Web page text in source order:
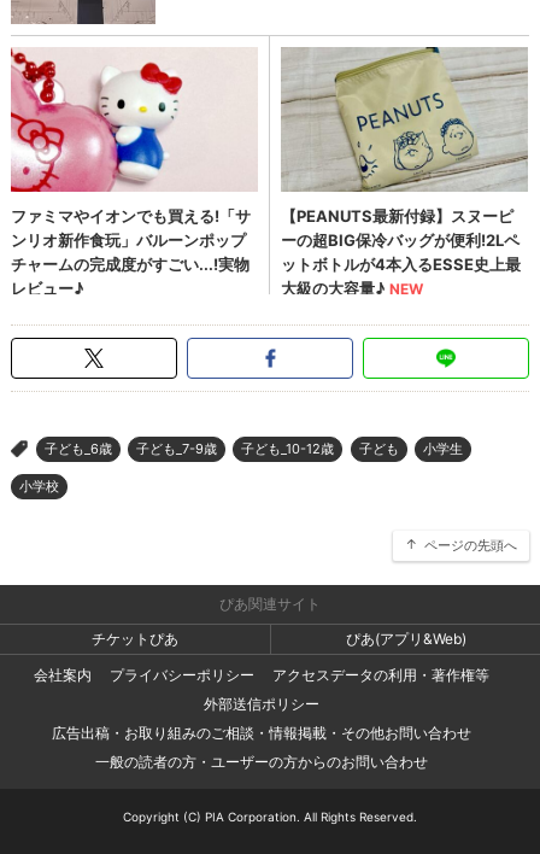
> 子ども_6歳 子ども_7-9歳 子ども_10-12歳 子ども 小学生
小学校
ページの先頭へ
ぴあ関連サイト
チケットぴあ
ぴあ(アプリ&Web)
会社案内
プライバシーポリシー
アクセスデータの利用・著作権等
外部送信ポリシー
広告出稿・お取り組みのご相談・情報掲載・その他お問い合わせ
一般の読者の方・ユーザーの方からのお問い合わせ
Copyright (C) PIA Corporation. All Rights Reserved.